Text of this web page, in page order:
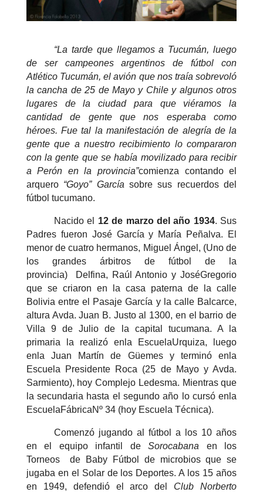
“La tarde que llegamos a Tucumán, luego
de ser campeones argentinos de fútbol con
Atlético Tucumán, el avión que nos traía sobrevoló
la cancha de 25 de Mayo y Chile y algunos otros
lugares de la ciudad para que viéramos la
cantidad de gente que nos esperaba como
héroes. Fue tal la manifestación de alegría de la
gente que a nuestro recibimiento lo compararon
con la gente que se había movilizado para recibir
a Perón en la provincia”comienza contando el
arquero “Goyo” García sobre sus recuerdos del
fútbol tucumano.
Nacido el 12 de marzo del año 1934. Sus
Padres fueron José García y María Peñalva. El
menor de cuatro hermanos, Miguel Ángel, (Uno de
los grandes árbitros de fútbol de la
provincia)
Delfina, Raúl Antonio y JoséGregorio
que se criaron en la casa paterna de la calle
Bolivia entre el Pasaje García y la calle Balcarce,
altura Avda. Juan B. Justo al 1300, en el barrio de
Villa 9 de Julio de la capital tucumana. A la
primaria la realizó enla EscuelaUrquiza, luego
enla Juan Martín de Güemes y terminó enla
Escuela Presidente Roca (25 de Mayo y Avda.
Sarmiento), hoy Complejo Ledesma. Mientras que
la secundaria hasta el segundo año lo cursó enla
EscuelaFábricaNº 34 (hoy Escuela Técnica).
Comenzó jugando al fútbol a los 10 años
en el equipo infantil deSorocabana en los
Torneos de Baby Fútbol de microbios que se
jugaba en el Solar de los Deportes. A los 15 años
en 1949, defendió el arco del Club Norberto